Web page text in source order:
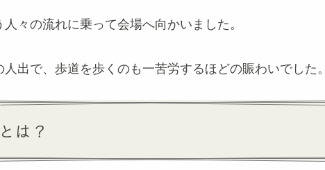
々の流れに乗って会場へ向かいました。
出で、歩道を歩くのも一苦労するほどの賑わいでした。
は？